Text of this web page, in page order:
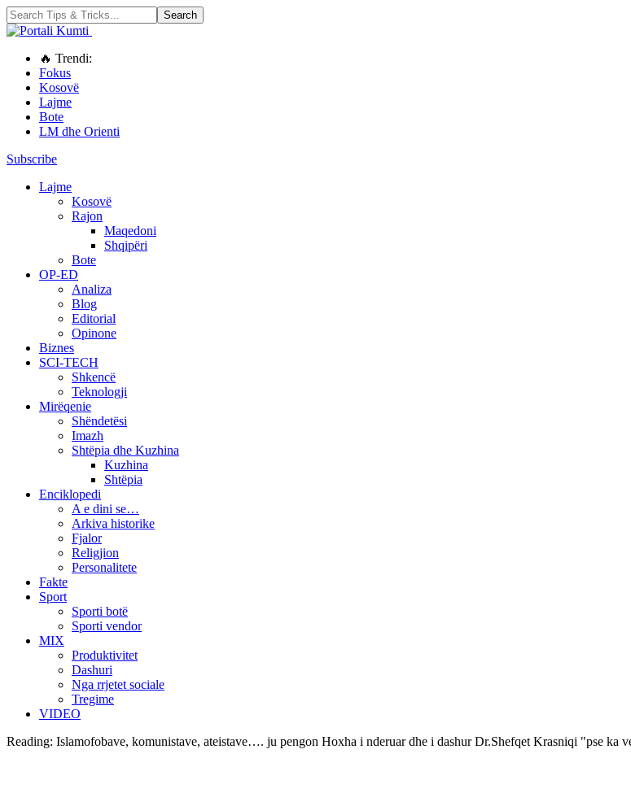
🔥 Trendi:
Fokus
Kosovë
Lajme
Bote
LM dhe Orienti
Subscribe
Lajme
Kosovë
Rajon
Maqedoni
Shqipëri
Bote
OP-ED
Analiza
Blog
Editorial
Opinone
Biznes
SCI-TECH
Shkencë
Teknologji
Mirëqenie
Shëndetësi
Imazh
Shtëpia dhe Kuzhina
Kuzhina
Shtëpia
Enciklopedi
A e dini se…
Arkiva historike
Fjalor
Religjion
Personalitete
Fakte
Sport
Sporti botë
Sporti vendor
MIX
Produktivitet
Dashuri
Nga rrjetet sociale
Tregime
VIDEO
Reading: Islamofobave, komunistave, ateistave…. ju pengon Hoxha i nderuar dhe i dashur Dr.Shefqet Krasniqi "pse ka